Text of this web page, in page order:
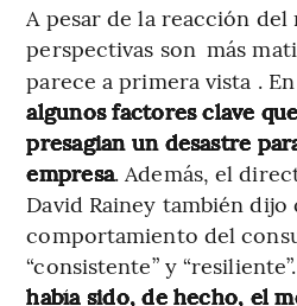
A pesar de la reacción del
perspectivas son más
parece a primera vista .
algunos factores clave
presagian un desastre
empresa. Además, el
David Rainey también dijo
comportamiento del
“consistente” y “resiliente”.
había sido, de hecho, el